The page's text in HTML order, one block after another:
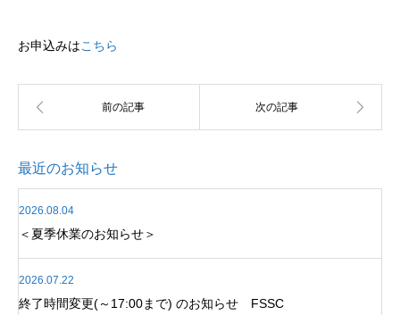
お申込みはこちら
最近のお知らせ
2026.08.04
＜夏季休業のお知らせ＞
2026.07.22
終了時間変更(～17:00まで) のお知らせ FSSC